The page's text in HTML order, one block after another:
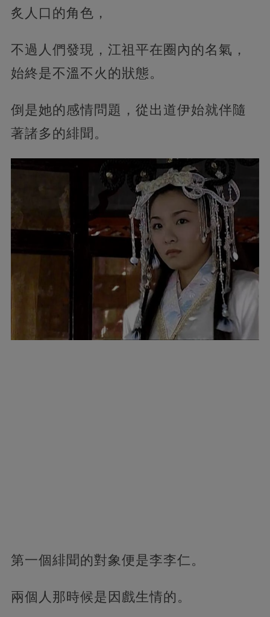
炙人口的角色，
不過人們發現，江祖平在圈內的名氣，
始終是不溫不火的狀態。
倒是她的感情問題，從出道伊始就伴隨
著諸多的緋聞。
第一個緋聞的對象便是李李仁。
兩個人那時候是因戲生情的。